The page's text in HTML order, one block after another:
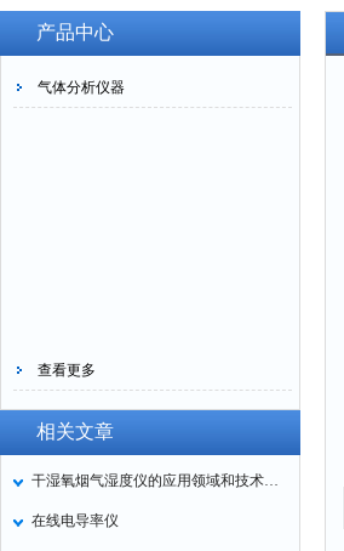
产品中心
气体分析仪器
查看更多
相关文章
干湿氧烟气湿度仪的应用领域和技术特点说明
在线电导率仪